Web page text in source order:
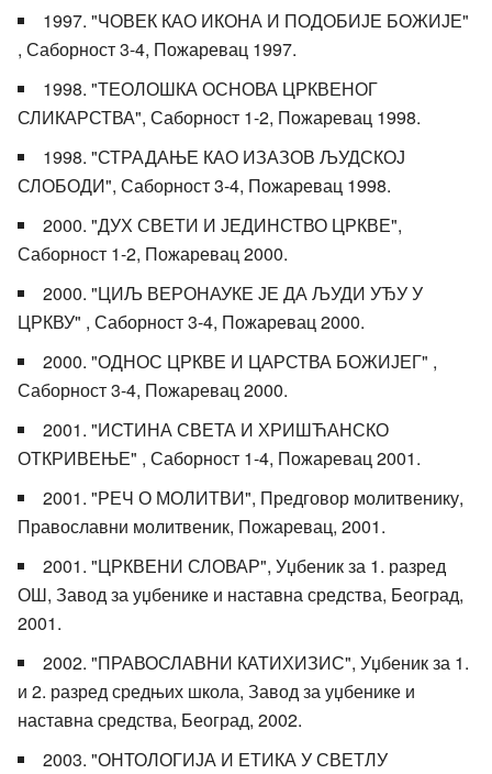
1997. "ЧОВЕК КАО ИКОНА И ПОДОБИЈЕ БОЖИЈЕ"
, Саборност 3-4, Пожаревац 1997.
1998. "ТЕОЛОШКА ОСНОВА ЦРКВЕНОГ
СЛИКАРСТВА", Саборност 1-2, Пожаревац 1998.
1998. "СТРАДАЊЕ КАО ИЗАЗОВ ЉУДСКОЈ
СЛОБОДИ", Саборност 3-4, Пожаревац 1998.
2000. "ДУХ СВЕТИ И ЈЕДИНСТВО ЦРКВЕ",
Саборност 1-2, Пожаревац 2000.
2000. "ЦИЉ ВЕРОНАУКЕ ЈЕ ДА ЉУДИ УЂУ У
ЦРКВУ" , Саборност 3-4, Пожаревац 2000.
2000. "ОДНОС ЦРКВЕ И ЦАРСТВА БОЖИЈЕГ" ,
Саборност 3-4, Пожаревац 2000.
2001. "ИСТИНА СВЕТА И ХРИШЋАНСКО
ОТКРИВЕЊЕ" , Саборност 1-4, Пожаревац 2001.
2001. "РЕЧ О МОЛИТВИ", Предговор молитвенику,
Православни молитвеник, Пожаревац, 2001.
2001. "ЦРКВЕНИ СЛОВАР", Уџбеник за 1. разред
ОШ, Завод за уџбенике и наставна средства, Београд,
2001.
2002. "ПРАВОСЛАВНИ КАТИХИЗИС", Уџбеник за 1.
и 2. разред средњих школа, Завод за уџбенике и
наставна средства, Београд, 2002.
2003. "ОНТОЛОГИЈА И ЕТИКА У СВЕТЛУ